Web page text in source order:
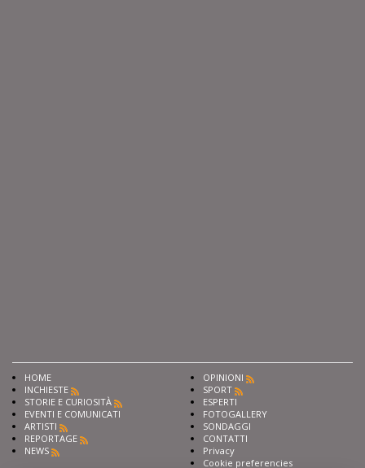
HOME
INCHIESTE
STORIE E CURIOSITÀ
EVENTI E COMUNICATI
ARTISTI
REPORTAGE
NEWS
OPINIONI
SPORT
ESPERTI
FOTOGALLERY
SONDAGGI
CONTATTI
Privacy
Cookie preferencies